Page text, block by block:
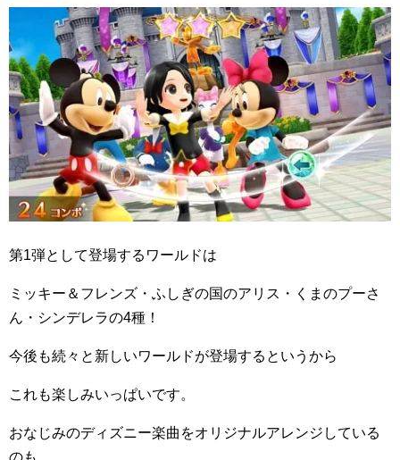
第1弾として登場するワールドは
ミッキー＆フレンズ・ふしぎの国のアリス・くまのプーさ
ん・シンデレラの4種！
今後も続々と新しいワールドが登場するというから
これも楽しみいっぱいです。
おなじみのディズニー楽曲をオリジナルアレンジしている